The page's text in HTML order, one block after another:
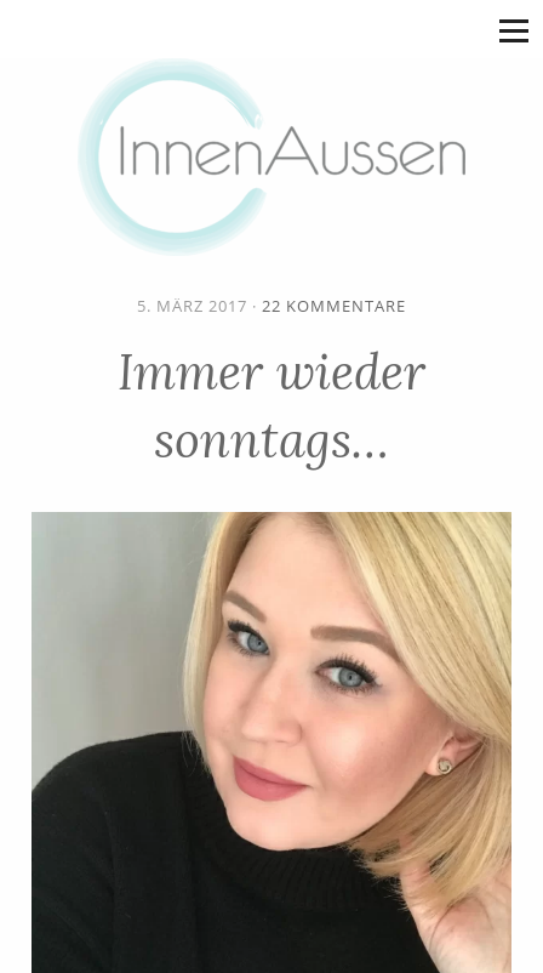
5. MÄRZ 2017 · 22 KOMMENTARE
Immer wieder
sonntags…